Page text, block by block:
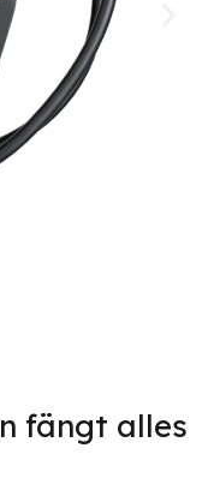
fängt alles